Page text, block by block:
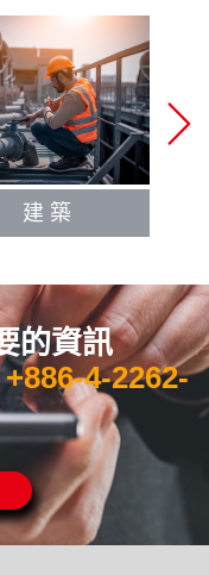
建築
的資訊
+886-4-2262-